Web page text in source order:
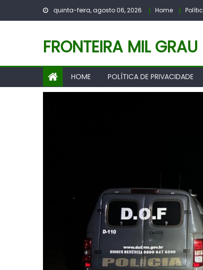
quinta-feira, agosto 06, 2026 Home
FRONTEIRA MIL GRAU
HOME POLÍTICA DE PRIVACIDADE